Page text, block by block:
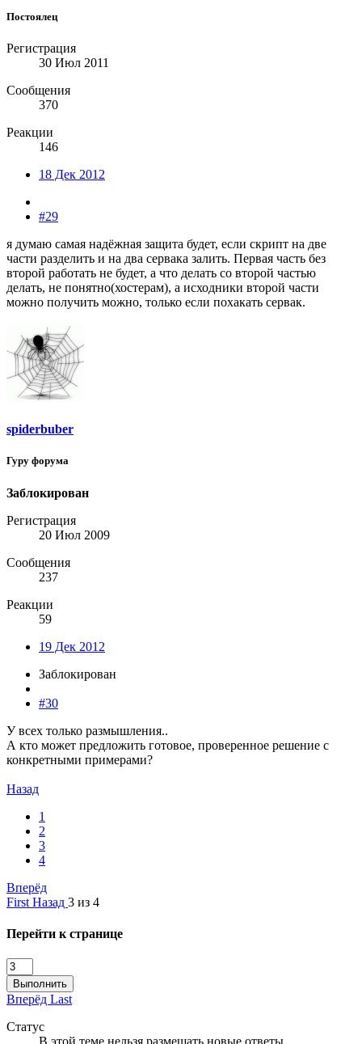
Постоялец
Регистрация
30 Июл 2011
Сообщения
370
Реакции
146
18 Дек 2012
#29
я думаю самая надёжная защита будет, если скрипт на две
части разделить и на два сервака залить. Первая часть без
второй работать не будет, а что делать со второй частью
делать, не понятно(хостерам), а исходники второй части
можно получить можно, только если похакать сервак.
spiderbuber
Гуру форума
Заблокирован
Регистрация
20 Июл 2009
Сообщения
237
Реакции
59
19 Дек 2012
Заблокирован
#30
У всех только размышления..
А кто может предложить готовое, проверенное решение с
конкретными примерами?
Назад
1
2
3
4
Вперёд
First Назад 3 из 4
Перейти к странице
Выполнить
Вперёд Last
Статус
В этой теме нельзя размещать новые ответы.